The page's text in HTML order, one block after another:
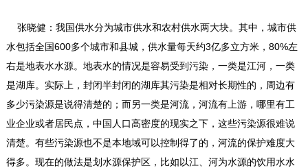
张晓健：我国供水分为城市供水和农村供水两大块。其中，城市供
水包括全国600多个城市和县城，供水量每天约3亿多立方米，80%左
右是地表水水源。地表水的情况是容易受到污染，一类是江河，一类
是湖库。实际上，封闭半封闭的湖库其污染是相对长期性的，周边有
多少污染源是说得清楚的；而另一类是河流，河流有上游，哪里有工
业企业或者居民点，中国人口高密度的现实之下，这些污染源很难说
清楚。有些污染源也不是本地域可以控制得了的，河流的保护难度大
得多。现在的做法是划水源保护区，比如以江、河为水源的饮用水水